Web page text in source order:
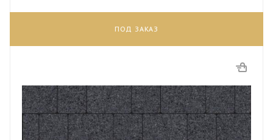
ПОД ЗАКАЗ